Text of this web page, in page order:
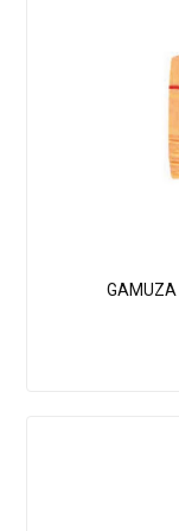
GAMUZA